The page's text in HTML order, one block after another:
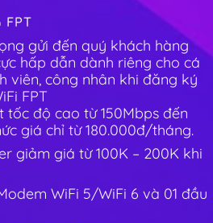
FPT
gửi đến quý khách hàng
hấp dẫn dành riêng cho cá
viên, công nhân khi đăng ký
FPT
tốc độ cao từ 150Mbps đến
giá chỉ từ 180.000đ/tháng.
giảm giá từ 100K – 200K khi
WiFi 5/WiFi 6 và 01 đầu